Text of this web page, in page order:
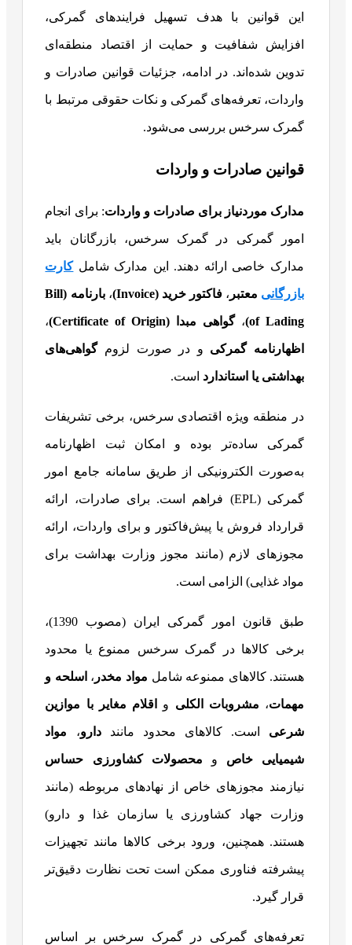
این قوانین با هدف تسهیل فرایندهای گمرکی،
افزایش شفافیت و حمایت از اقتصاد منطقه‌ای
تدوین شده‌اند. در ادامه، جزئیات قوانین صادرات و
واردات، تعرفه‌های گمرکی و نکات حقوقی مرتبط با
گمرک سرخس بررسی می‌شود.
قوانین صادرات و واردات
مدارک موردنیاز برای صادرات و واردات: برای انجام
امور گمرکی در گمرک سرخس، بازرگانان باید
مدارک خاصی ارائه دهند. این مدارک شامل کارت
بازرگانی معتبر ،فاکتور خرید (Invoice) ،بارنامه (Bill
of Lading) ، گواهی مبدا (Certificate of Origin) ،
اظهارنامه گمرکی و در صورت لزوم گواهی‌های
بهداشتی یا استاندارد است.
در منطقه ویژه اقتصادی سرخس، برخی تشریفات
گمرکی ساده‌تر بوده و امکان ثبت اظهارنامه
به‌صورت الکترونیکی از طریق سامانه جامع امور
گمرکی (EPL) فراهم است. برای صادرات، ارائه
قرارداد فروش یا پیش‌فاکتور و برای واردات، ارائه
مجوزهای لازم (مانند مجوز وزارت بهداشت برای
مواد غذایی) الزامی است.
طبق قانون امور گمرکی ایران (مصوب 1390)،
برخی کالاها در گمرک سرخس ممنوع یا محدود
هستند. کالاهای ممنوعه شامل مواد مخدر ، اسلحه و
مهمات، مشروبات الکلی و اقلام مغایر با موازین
شرعی است. کالاهای محدود ماننددارو، مواد
شیمیایی خاص و محصولات کشاورزی حساس
نیازمند مجوزهای خاص از نهادهای مربوطه (مانند
وزارت جهاد کشاورزی یا سازمان غذا و دارو)
هستند. همچنین، ورود برخی کالاها مانند تجهیزات
پیشرفته فناوری ممکن است تحت نظارت دقیق‌تر
قرار گیرد.
تعرفه‌های گمرکی در گمرک سرخس بر اساس